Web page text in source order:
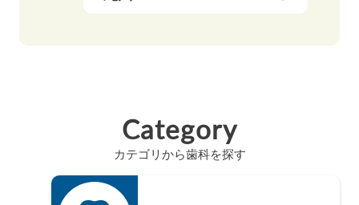
熊本県（4）
大分県（4）
Category
カテゴリから歯科を探す